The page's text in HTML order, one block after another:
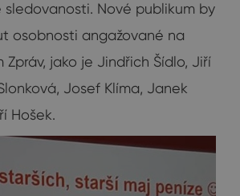
sledovanosti. Nové publikum by
osobnosti angažované na
Zpráv, jako je Jindřich Šídlo, Jiří
Josef Klíma, Janek
Hošek.